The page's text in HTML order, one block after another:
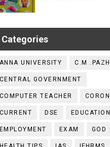
Categories
ANNA UNIVERSITY C.M
CENTRAL GOVERNMENT
COMPUTER TEACHER
CURRENT DSE
EMPLOYMENT EXAM GOD